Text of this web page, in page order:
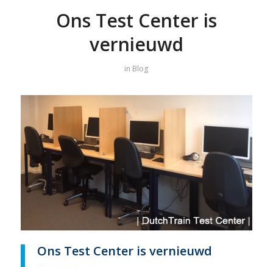
Ons Test Center is
vernieuwd
in Blog
Ons Test Center is vernieuwd